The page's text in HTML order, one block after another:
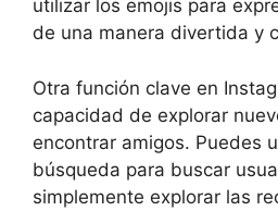
utilizar los emojis ‌para
de una manera divertida y
Otra función⁣ clave⁤ en
capacidad ​de explorar
‍encontrar amigos. Puedes
búsqueda ‍para buscar
simplemente explorar las